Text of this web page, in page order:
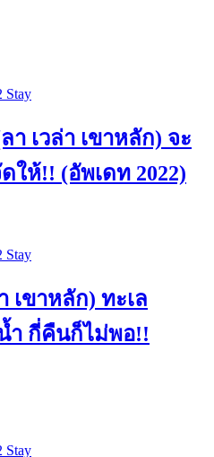
Stay
า เวล่า เขาหลัก) จะ
ห้!! (อัพเดท 2022)
Stay
เขาหลัก) ทะเล
ำ กี่คืนก็ไม่พอ!!
Stay